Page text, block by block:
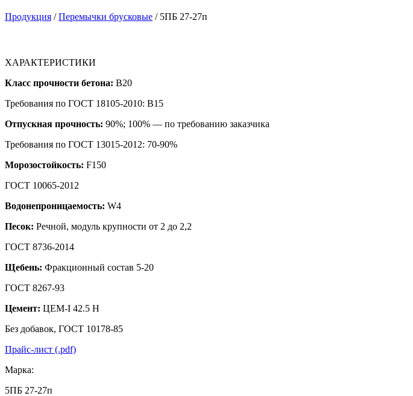
Продукция /Перемычки брусковые / 5ПБ 27-27п
ХАРАКТЕРИСТИКИ
Класс прочности бетона: B20
Требования по ГОСТ 18105-2010: B15
Отпускная прочность: 90%; 100% — по требованию заказчика
Требования по ГОСТ 13015-2012: 70-90%
Морозостойкость: F150
ГОСТ 10065-2012
Водонепроницаемость: W4
Песок: Речной, модуль крупности от 2 до 2,2
ГОСТ 8736-2014
Щебень: Фракционный состав 5-20
ГОСТ 8267-93
Цемент: ЦЕМ-I 42.5 Н
Без добавок, ГОСТ 10178-85
Прайс-лист (.pdf)
Марка:
5ПБ 27-27п